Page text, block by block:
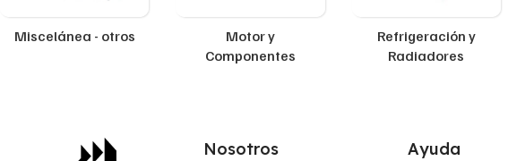
Miscelánea - otros
Motor y
Componentes
Refrigeración y
Radiadores
Nosotros Ayuda